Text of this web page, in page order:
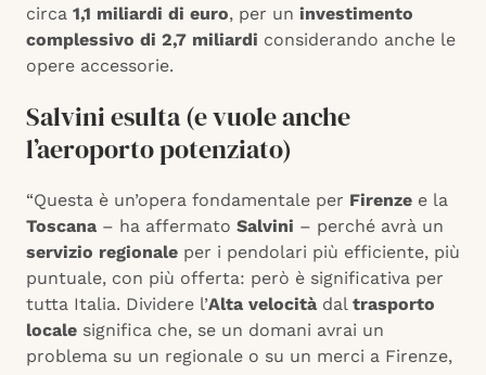
circa 1,1 miliardi di euro, per un investimento
complessivo di 2,7 miliardi considerando anche le
opere accessorie.
Salvini esulta (e vuole anche
l’aeroporto potenziato)
“Questa è un’opera fondamentale per Firenze e la
Toscana – ha affermato Salvini – perché avrà un
servizio regionale per i pendolari più efficiente, più
puntuale, con più offerta: però è significativa per
tutta Italia. Dividere l’Alta velocità dal trasporto
locale significa che, se un domani avrai un
problema su un regionale o su un merci a Firenze,